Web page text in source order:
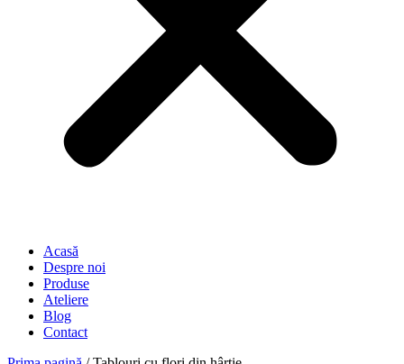
Acasă
Despre noi
Produse
Ateliere
Blog
Contact